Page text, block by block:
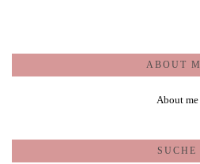
ABOUT
About me
SUCHE